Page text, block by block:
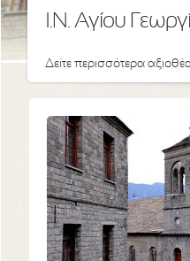
I.N. Αγίου
Δείτε περισσότερα